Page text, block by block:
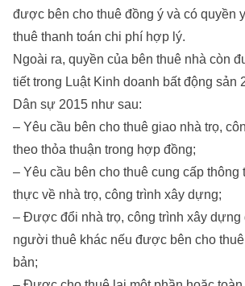
được bên cho thuê đồng ý và có quyền
thuê thanh toán chi phí hợp lý.
Ngoài ra, quyền của bên thuê nhà còn
tiết trong Luật Kinh doanh bất động sản
Dân sự 2015 như sau:
– Yêu cầu bên cho thuê giao nhà trọ,
theo thỏa thuận trong hợp đồng;
– Yêu cầu bên cho thuê cung cấp thông
thực về nhà trọ, công trình xây dựng;
– Được đổi nhà trọ, công trình xây dựng
người thuê khác nếu được bên cho
bản;